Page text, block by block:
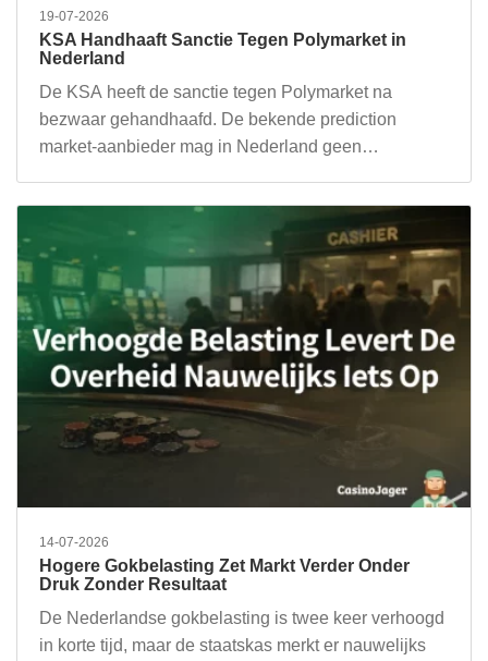
19-07-2026
KSA Handhaaft Sanctie Tegen Polymarket in
Nederland
De KSA heeft de sanctie tegen Polymarket na
bezwaar gehandhaafd. De bekende prediction
market-aanbieder mag in Nederland geen…
14-07-2026
Hogere Gokbelasting Zet Markt Verder Onder
Druk Zonder Resultaat
De Nederlandse gokbelasting is twee keer verhoogd
in korte tijd, maar de staatskas merkt er nauwelijks